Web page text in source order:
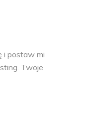
i postaw mi
Twoje